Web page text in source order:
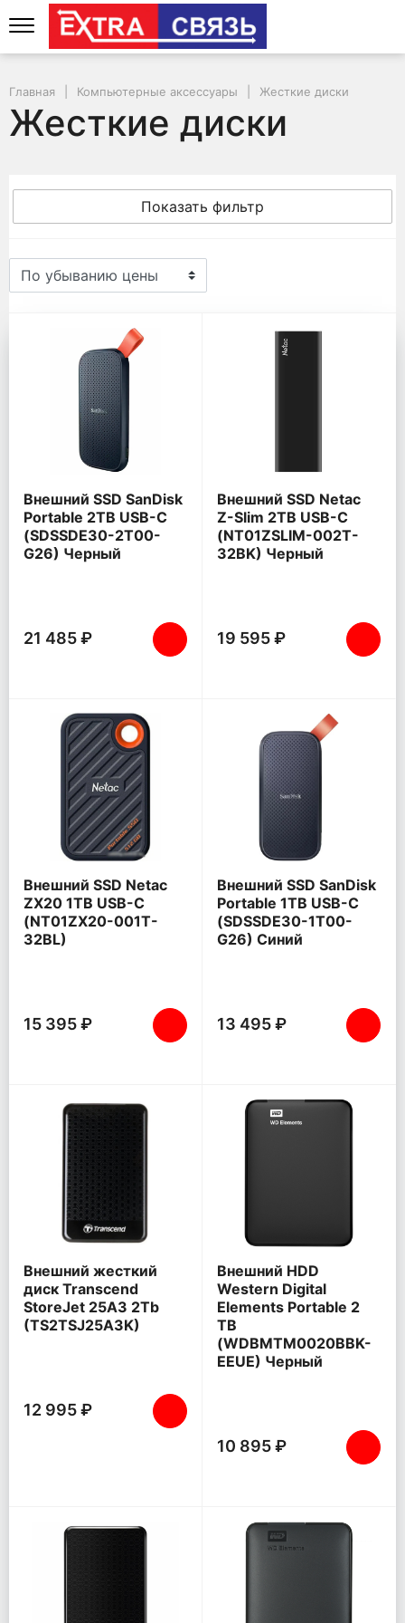
Главная Компьютерные аксессуары Жесткие диски
Жесткие диски
Показать фильтр
Жесткие диски
Внешний SSD SanDisk
Portable 2TB USB-C
(SDSSDE30-2T00-
G26) Черный
21 485 ₽
Внешний SSD Netac
Z-Slim 2TB USB-C
(NT01ZSLIM-002T-
32BK) Черный
19 595 ₽
Внешний SSD Netac
ZX20 1TB USB-C
(NT01ZX20-001T-
32BL)
15 395 ₽
Внешний SSD SanDisk
Portable 1TB USB-C
(SDSSDE30-1T00-
G26) Синий
13 495 ₽
Внешний жесткий
диск Transcend
StoreJet 25A3 2Tb
(TS2TSJ25A3K)
12 995 ₽
Внешний HDD
Western Digital
Elements Portable 2
TB
(WDBMTM0020BBK-
EEUE) Черный
10 895 ₽